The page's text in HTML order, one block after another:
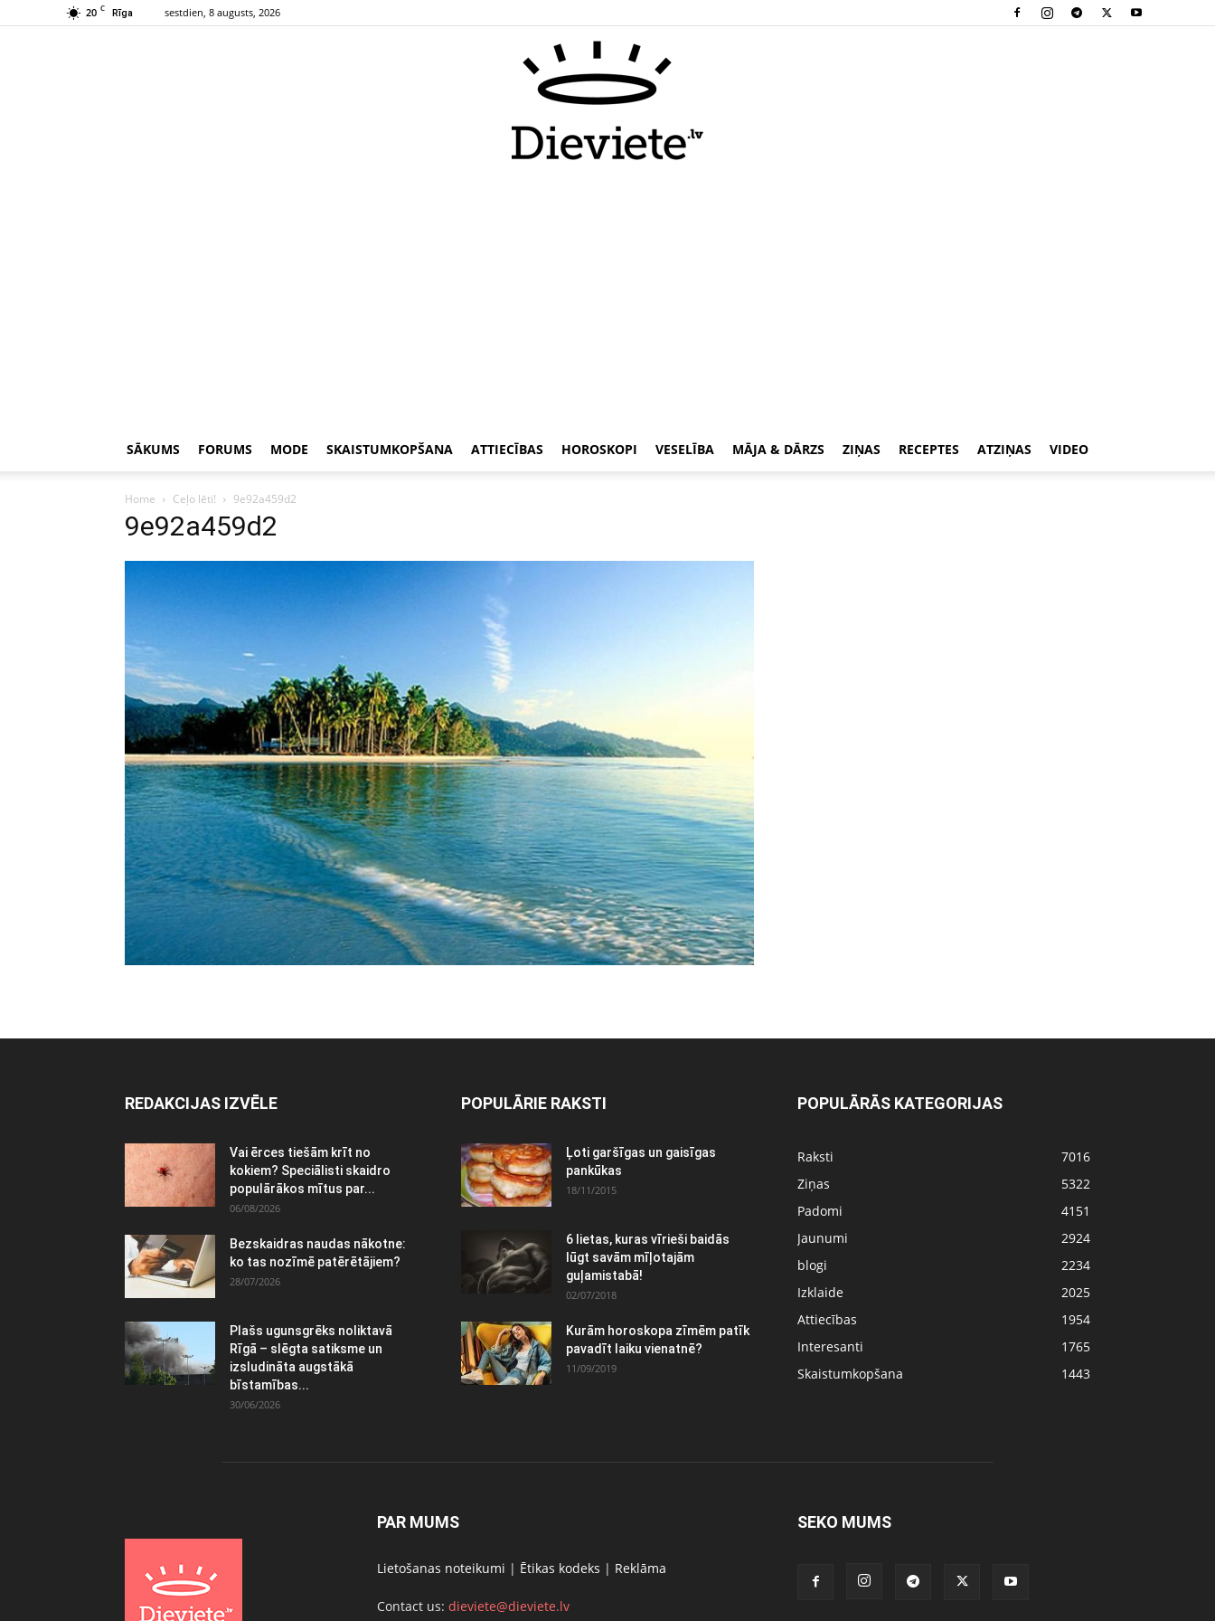
20 C Rīga sestdien, 8 augusts, 2026
SĀKUMS FORUMS MODE SKAISTUMKOPŠANA ATTIECĪBAS HOROSKOPI VESELĪBA MĀJA & DĀRZS ZIŅAS RECEPTES ATZIŅAS VIDEO
Home Ceļo lēti! 9e92a459d2
9e92a459d2
REDAKCIJAS IZVĒLE
Vai ērces tiešām krīt no
kokiem? Speciālisti skaidro
populārākos mītus par...
06/08/2026
Bezskaidras naudas nākotne:
ko tas nozīmē patērētājiem?
28/07/2026
Plašs ugunsgrēks noliktavā
Rīgā – slēgta satiksme un
izsludināta augstākā
bīstamības...
30/06/2026
POPULĀRIE RAKSTI
Ļoti garšīgas un gaisīgas
pankūkas
18/11/2015
6 lietas, kuras vīrieši baidās
lūgt savām mīļotajām
guļamistabā!
02/07/2018
Kurām horoskopa zīmēm patīk
pavadīt laiku vienatnē?
11/09/2019
POPULĀRĀS KATEGORIJAS
Raksti
7016
Ziņas
5322
Padomi
4151
Jaunumi
2924
blogi
2234
Izklaide
2025
Attiecības
1954
Interesanti
1765
Skaistumkopšana
1443
PAR MUMS
Lietošanas noteikumi | Ētikas kodeks | Reklāma
Contact us: dieviete@dieviete.lv
SEKO MUMS